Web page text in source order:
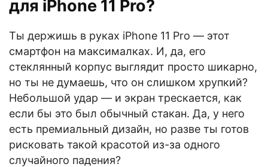
для iPhone 11 Pro?
Ты держишь в руках iPhone 11 Pro — этот
смартфон на максималках. И, да, его
стеклянный корпус выглядит просто шикарно,
но ты не думаешь, что он слишком хрупкий?
Небольшой удар — и экран трескается, как
если бы это был обычный стакан. Да, у него
есть премиальный дизайн, но разве ты готов
рисковать такой красотой из-за одного
случайного падения?